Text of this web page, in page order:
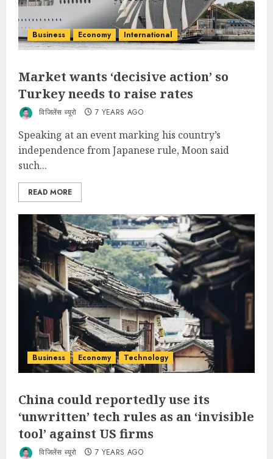
Business Economy International
Market wants ‘decisive action’ so
Turkey needs to raise rates
विजिलेंस ब्यूरो 7 YEARS AGO
Speaking at an event marking his country’s
independence from Japanese rule, Moon said
such...
READ MORE
Business Economy Technology
China could reportedly use its
‘unwritten’ tech rules as an ‘invisible
tool’ against US firms
विजिलेंस ब्यूरो 7 YEARS AGO